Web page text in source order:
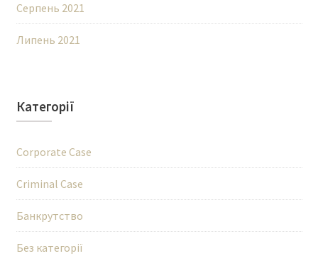
Серпень 2021
Липень 2021
Категорії
Corporate Case
Criminal Case
Банкрутство
Без категорії